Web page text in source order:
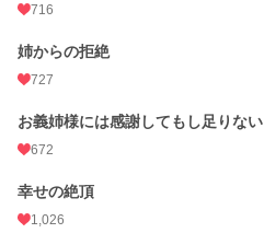
716
姉からの拒絶
727
お義姉様には感謝してもし足りない
672
幸せの絶頂
1,026